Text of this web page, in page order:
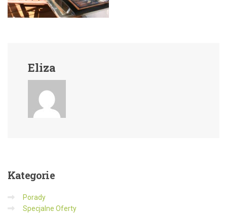
Eliza
Kategorie
Porady
Specjalne Oferty